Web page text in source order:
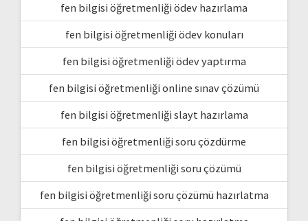
fen bilgisi öğretmenliği ödev hazırlama
fen bilgisi öğretmenliği ödev konuları
fen bilgisi öğretmenliği ödev yaptırma
fen bilgisi öğretmenliği online sınav çözümü
fen bilgisi öğretmenliği slayt hazırlama
fen bilgisi öğretmenliği soru çözdürme
fen bilgisi öğretmenliği soru çözümü
fen bilgisi öğretmenliği soru çözümü hazırlatma